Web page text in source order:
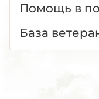
Помощь в
База